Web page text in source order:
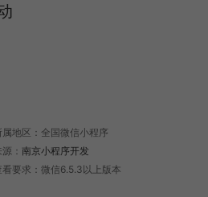
属地区：全国微信小程序
源：南京小程序开发
看要求：微信6.5.3以上版本